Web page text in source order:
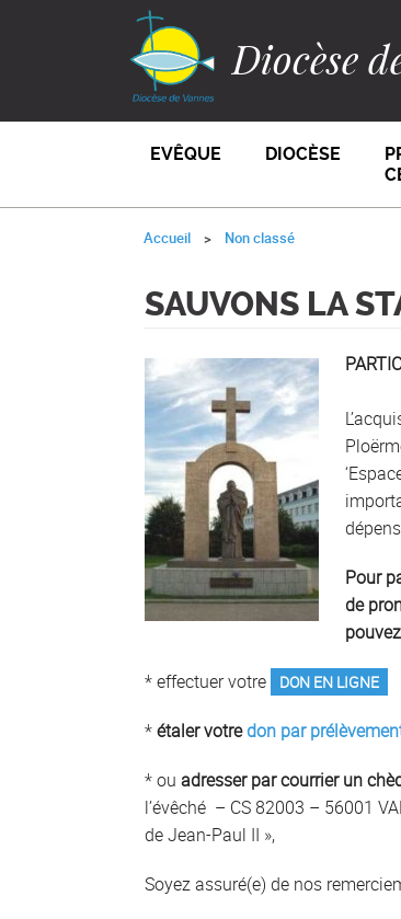
Diocèse
EVÊQUE DIOCÈSE
Accueil Non classé
SAUVONS LA
Pour
de
pouvez
* effectuer votre DON EN LIGNE
*étaler votredon par
* ou adresser par courrier un
l’évêché – CS 82003 – 56001
de Jean-Paul II »,
Soyez assuré(e) de nos